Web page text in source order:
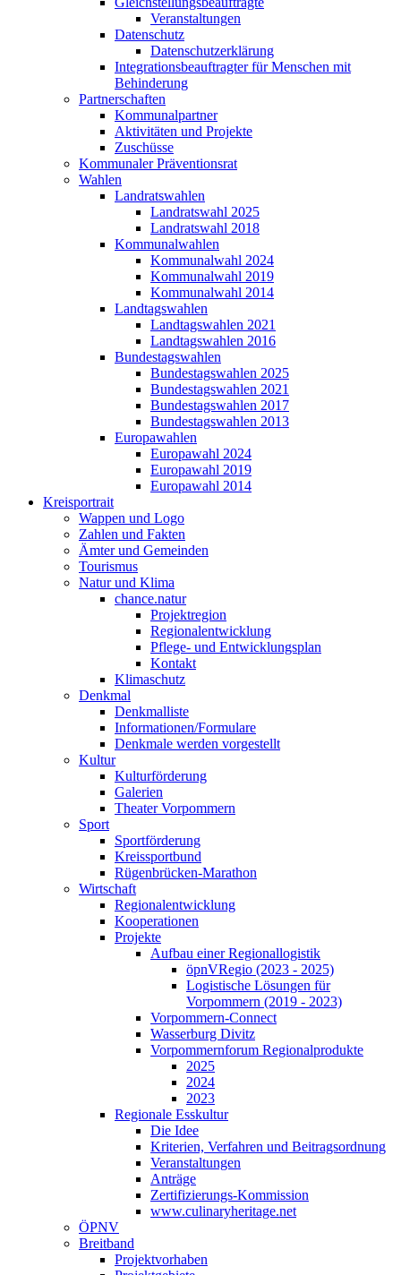
Veranstaltungen
Datenschutz
Datenschutzerklärung
Integrationsbeauftragter für Menschen mit
Behinderung
Partnerschaften
Kommunalpartner
Aktivitäten und Projekte
Zuschüsse
Kommunaler Präventionsrat
Wahlen
Landratswahlen
Landratswahl 2025
Landratswahl 2018
Kommunalwahlen
Kommunalwahl 2024
Kommunalwahl 2019
Kommunalwahl 2014
Landtagswahlen
Landtagswahlen 2021
Landtagswahlen 2016
Bundestagswahlen
Bundestagswahlen 2025
Bundestagswahlen 2021
Bundestagswahlen 2017
Bundestagswahlen 2013
Europawahlen
Europawahl 2024
Europawahl 2019
Europawahl 2014
Kreisportrait
Wappen und Logo
Zahlen und Fakten
Ämter und Gemeinden
Tourismus
Natur und Klima
chance.natur
Projektregion
Regionalentwicklung
Pflege- und Entwicklungsplan
Kontakt
Klimaschutz
Denkmal
Denkmalliste
Informationen/Formulare
Denkmale werden vorgestellt
Kultur
Kulturförderung
Galerien
Theater Vorpommern
Sport
Sportförderung
Kreissportbund
Rügenbrücken-Marathon
Wirtschaft
Regionalentwicklung
Kooperationen
Projekte
Aufbau einer Regionallogistik
öpnVRegio (2023 - 2025)
Logistische Lösungen­ für
Vorpommern (2019 - 2023)
Vorpommern-Connect
Wasserburg Divitz
Vorpommernforum Regionalprodukte
2025
2024
2023
Regionale Esskultur
Die Idee
Kriterien, Verfahren und Beitragsordnung
Veranstaltungen
Anträge
Zertifizierungs-Kommission
www.culinaryheritage.net
ÖPNV
Breitband
Projektvorhaben